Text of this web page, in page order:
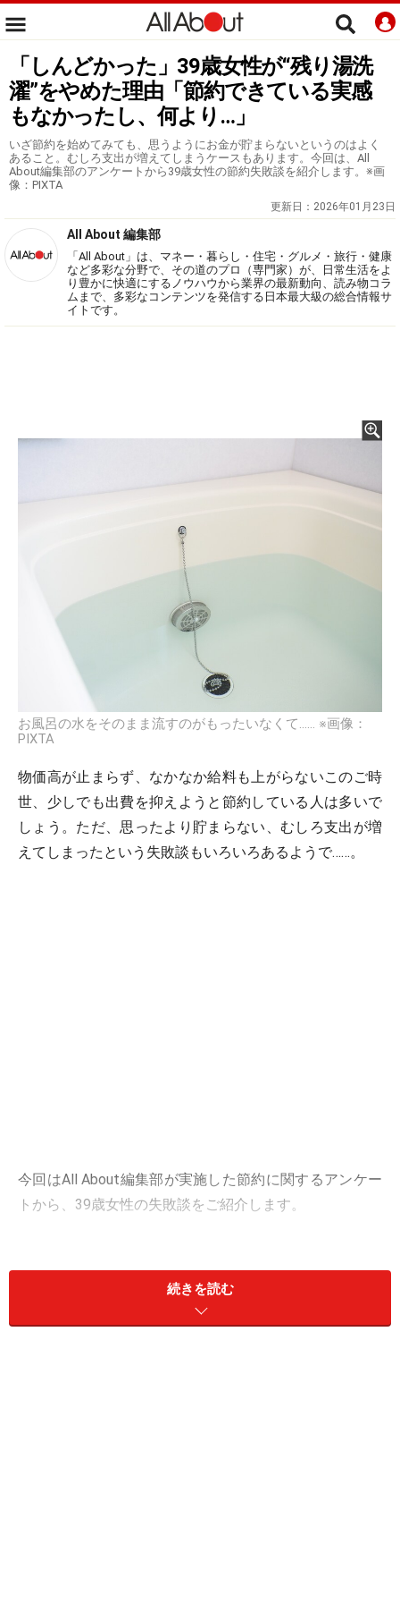
「しんどかった」39歳女性が“残り湯洗
濯”をやめた理由「節約できている実感
もなかったし、何より…」
いざ節約を始めてみても、思うようにお金が貯まらないというのはよく
あること。むしろ支出が増えてしまうケースもあります。今回は、All
About編集部のアンケートから39歳女性の節約失敗談を紹介します。※画
像：PIXTA
更新日： 2026年01月23日
All About 編集部
「All About」は、マネー・暮らし・住宅・グルメ・旅行・健康
など多彩な分野で、その道のプロ（専門家）が、日常生活をよ
り豊かに快適にするノウハウから業界の最新動向、読み物コラ
ムまで、多彩なコンテンツを発信する日本最大級の総合情報サ
イトです。
お風呂の水をそのまま流すのがもったいなくて…… ※画像：
PIXTA
物価高が止まらず、なかなか給料も上がらないこのご時
世、少しでも出費を抑えようと節約している人は多いで
しょう。ただ、思ったより貯まらない、むしろ支出が増
えてしまったという失敗談もいろいろあるようで……。
今回はAll About編集部が実施した節約に関するアンケー
トから、39歳女性の失敗談をご紹介します。
続きを読む